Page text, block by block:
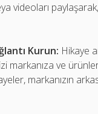
videoları
Kurun: Hikaye
markanıza ve
markanızın